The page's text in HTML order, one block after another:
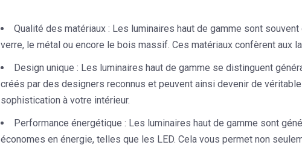
Qualité des matériaux : Les luminaires haut de gamme sont
verre, le métal ou encore le bois massif. Ces matériaux confèrent aux
Design unique : Les luminaires haut de gamme se distinguent
créés par des designers reconnus et peuvent ainsi devenir de
sophistication à votre intérieur.
Performance énergétique : Les luminaires haut de gamme sont
économes en énergie, telles que les LED. Cela vous permet non